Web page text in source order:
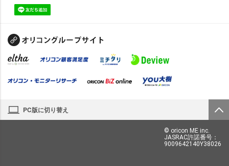
PC版に切り替え
© oricon ME inc.
JASRAC許諾番号：
9009642140Y38026